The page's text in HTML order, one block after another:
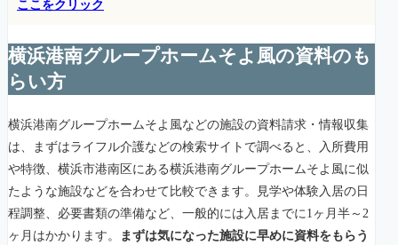
ここをクリック
横浜港南グループホームそよ風の資料のも
らい方
横浜港南グループホームそよ風などの施設の資料請求・情報収集
は、まずはライフル介護などの検索サイトで調べると、入所費用
や特徴、横浜市港南区にある横浜港南グループホームそよ風に似
たような施設などを合わせて比較できます。見学や体験入居の日
程調整、必要書類の準備など、一般的には入居までに1ヶ月半～2
ヶ月はかかります。
まずは気になった施設に早めに資料をもらう